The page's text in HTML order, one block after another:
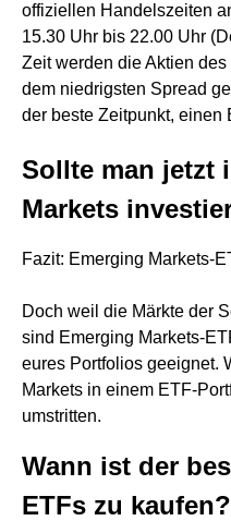
offiziellen Handelszeiten
15.30 Uhr bis 22.00 Uhr
Zeit werden die Aktien
dem niedrigsten Spread
der beste Zeitpunkt, einen
Sollte man jetzt
Markets
Fazit: Emerging Markets-
Doch weil die Märkte der
sind Emerging Markets-
eures Portfolios geeignet.
Markets in einem ETF-
umstritten.
Wann ist der
ETFs zu kaufen?